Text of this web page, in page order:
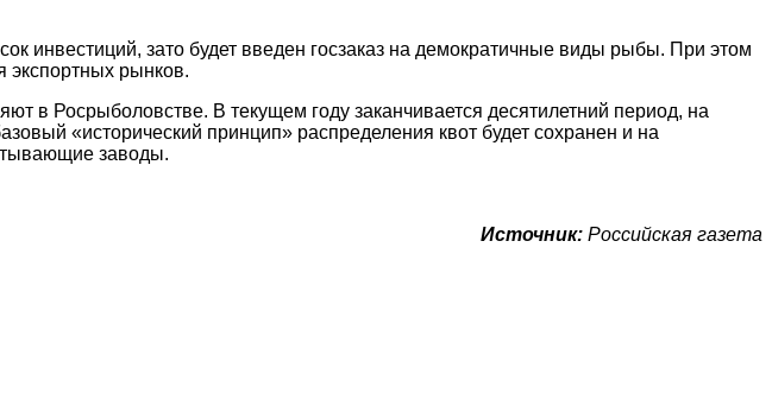
инвестиций, зато будет введен госзаказ на демократичные виды рыбы. При этом
экспортных рынков.
в Росрыболовстве. В текущем году заканчивается десятилетний период, на
«исторический принцип» распределения квот будет сохранен и на
заводы.
Источник: Российская газета